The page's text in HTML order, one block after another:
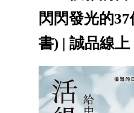
閃閃發光的
書) | 誠品線上